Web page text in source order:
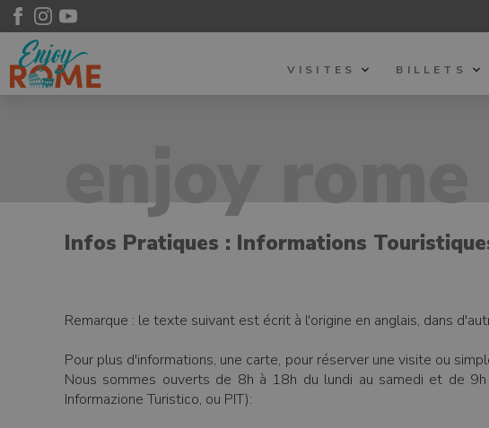
VISITES BILLETS
enjoy
Infos Pratiques : Informations
Remarque : le texte suivant est écrit à l'origine en anglais, dans
Pour plus d'informations, une carte, pour réserver une visite ou
Nous sommes ouverts de 8h à 18h du lundi au samedi et de
Informazione Turistico, ou PIT):